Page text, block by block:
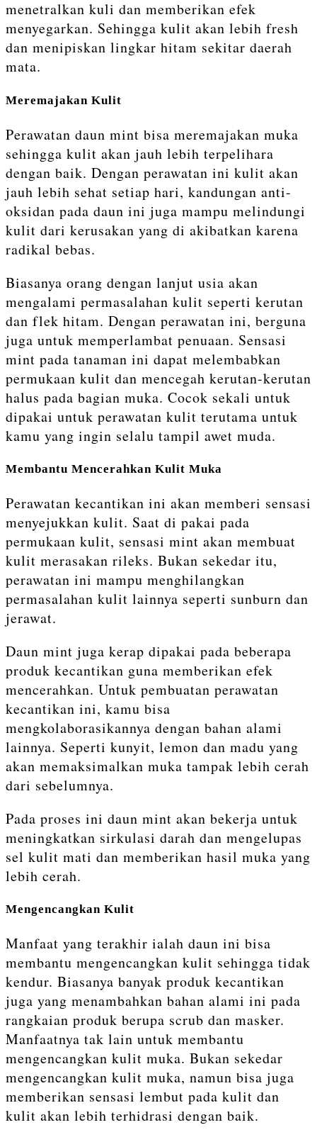
menetralkan kuli dan memberikan efek
menyegarkan. Sehingga kulit akan lebih fresh
dan menipiskan lingkar hitam sekitar daerah
mata.
Meremajakan Kulit
Perawatan daun mint bisa meremajakan muka
sehingga kulit akan jauh lebih terpelihara
dengan baik. Dengan perawatan ini kulit akan
jauh lebih sehat setiap hari, kandungan anti-
oksidan pada daun ini juga mampu melindungi
kulit dari kerusakan yang di akibatkan karena
radikal bebas.
Biasanya orang dengan lanjut usia akan
mengalami permasalahan kulit seperti kerutan
dan flek hitam. Dengan perawatan ini, berguna
juga untuk memperlambat penuaan. Sensasi
mint pada tanaman ini dapat melembabkan
permukaan kulit dan mencegah kerutan-kerutan
halus pada bagian muka. Cocok sekali untuk
dipakai untuk perawatan kulit terutama untuk
kamu yang ingin selalu tampil awet muda.
Membantu Mencerahkan Kulit Muka
Perawatan kecantikan ini akan memberi sensasi
menyejukkan kulit. Saat di pakai pada
permukaan kulit, sensasi mint akan membuat
kulit merasakan rileks. Bukan sekedar itu,
perawatan ini mampu menghilangkan
permasalahan kulit lainnya seperti sunburn dan
jerawat.
Daun mint juga kerap dipakai pada beberapa
produk kecantikan guna memberikan efek
mencerahkan. Untuk pembuatan perawatan
kecantikan ini, kamu bisa
mengkolaborasikannya dengan bahan alami
lainnya. Seperti kunyit, lemon dan madu yang
akan memaksimalkan muka tampak lebih cerah
dari sebelumnya.
Pada proses ini daun mint akan bekerja untuk
meningkatkan sirkulasi darah dan mengelupas
sel kulit mati dan memberikan hasil muka yang
lebih cerah.
Mengencangkan Kulit
Manfaat yang terakhir ialah daun ini bisa
membantu mengencangkan kulit sehingga tidak
kendur. Biasanya banyak produk kecantikan
juga yang menambahkan bahan alami ini pada
rangkaian produk berupa scrub dan masker.
Manfaatnya tak lain untuk membantu
mengencangkan kulit muka. Bukan sekedar
mengencangkan kulit muka, namun bisa juga
memberikan sensasi lembut pada kulit dan
kulit akan lebih terhidrasi dengan baik.